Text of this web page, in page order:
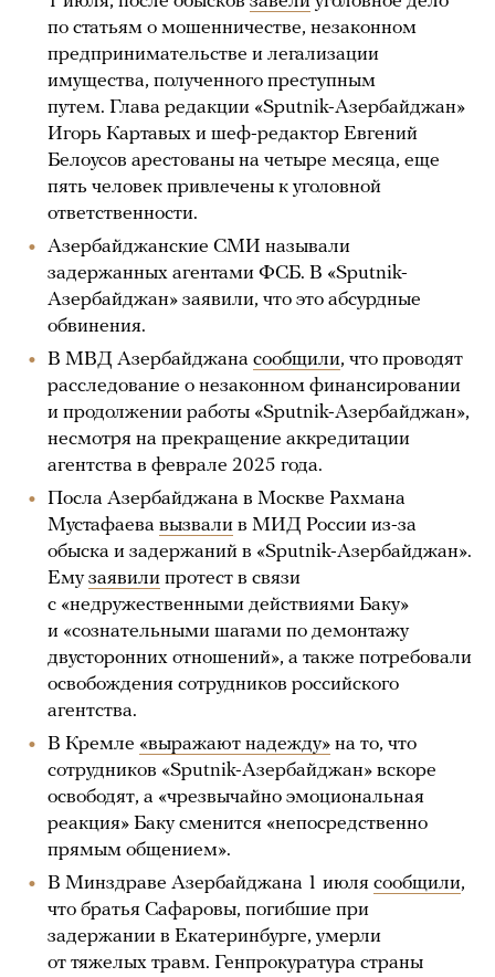
по статьям о мошенничестве, незаконном
предпринимательстве и легализации
имущества, полученного преступным
путем. Глава редакции «Sputnik-Азербайджан»
Игорь Картавых и шеф-редактор Евгений
Белоусов арестованы на четыре месяца, еще
пять человек привлечены к уголовной
ответственности.
Азербайджанские СМИ называли
задержанных агентами ФСБ. В «Sputnik-
Азербайджан» заявили, что это абсурдные
обвинения.
В МВД Азербайджана сообщили, что проводят
расследование о незаконном финансировании
и продолжении работы «Sputnik-Азербайджан»,
несмотря на прекращение аккредитации
агентства в феврале 2025 года.
Посла Азербайджана в Москве Рахмана
Мустафаева вызвали в МИД России из-за
обыска и задержаний в «Sputnik-Азербайджан».
Емузаявили протест в связи
с «недружественными действиями Баку»
и «сознательными шагами по демонтажу
двусторонних отношений», а также потребовали
освобождения сотрудников российского
агентства.
В Кремле «выражают надежду» на то, что
сотрудников «Sputnik-Азербайджан» вскоре
освободят, а «чрезвычайно эмоциональная
реакция» Баку сменится «непосредственно
прямым общением».
В Минздраве Азербайджана 1 июля сообщили,
что братья Сафаровы, погибшие при
задержании в Екатеринбурге, умерли
от тяжелых травм. Генпрокуратура страны